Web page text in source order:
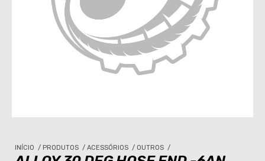
INÍCIO / PRODUTOS / ACESSÓRIOS / OUTROS /